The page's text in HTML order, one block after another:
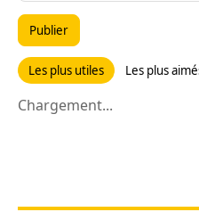
Publier
Les plus utiles Les plus
Chargement...